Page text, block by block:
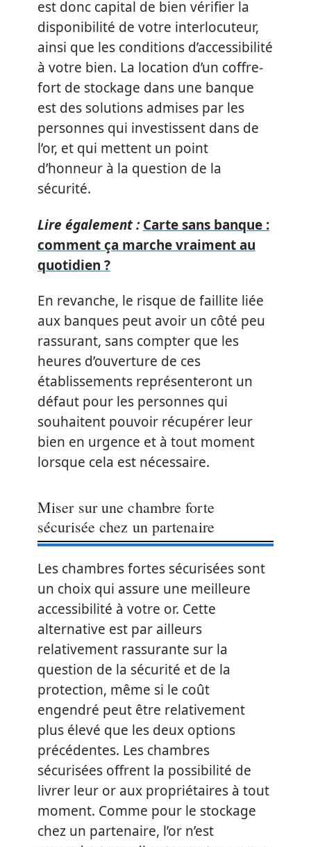
est donc capital de bien vérifier la
disponibilité de votre interlocuteur,
ainsi que les conditions d’accessibilité
à votre bien. La location d’un coffre-
fort de stockage dans une banque
est des solutions admises par les
personnes qui investissent dans de
l’or, et qui mettent un point
d’honneur à la question de la
sécurité.
Lire également : Carte sans banque :
comment ça marche vraiment au
quotidien ?
En revanche, le risque de faillite liée
aux banques peut avoir un côté peu
rassurant, sans compter que les
heures d’ouverture de ces
établissements représenteront un
défaut pour les personnes qui
souhaitent pouvoir récupérer leur
bien en urgence et à tout moment
lorsque cela est nécessaire.
Miser sur une chambre forte
sécurisée chez un partenaire
Les chambres fortes sécurisées sont
un choix qui assure une meilleure
accessibilité à votre or. Cette
alternative est par ailleurs
relativement rassurante sur la
question de la sécurité et de la
protection, même si le coût
engendré peut être relativement
plus élevé que les deux options
précédentes. Les chambres
sécurisées offrent la possibilité de
livrer leur or aux propriétaires à tout
moment. Comme pour le stockage
chez un partenaire, l’or n’est